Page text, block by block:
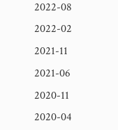
2022-08
2022-02
2021-11
2021-06
2020-11
2020-04